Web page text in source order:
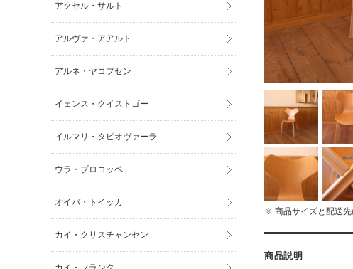
※ 商品サイズと配送先
商品説明
アクセル・サルト
アルヴァ・アアルト
アルネ・ヤコブセン
イェンス・クイストゴー
イルマリ・タピオヴァーラ
ウラ・プロコッペ
オイバ・トイッカ
カイ・クリスチャンセン